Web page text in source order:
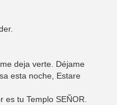
deja verte. Déjame
esta noche, Estare
tu Templo SEÑOR.